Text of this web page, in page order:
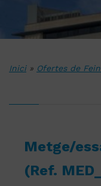
Inici» Ofertes de
Metge/
(Ref.